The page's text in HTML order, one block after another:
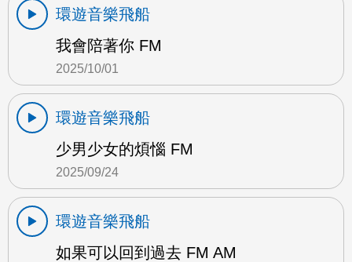
環遊音樂飛船
我會陪著你 FM
2025/10/01
環遊音樂飛船
少男少女的煩惱 FM
2025/09/24
環遊音樂飛船
如果可以回到過去 FM AM